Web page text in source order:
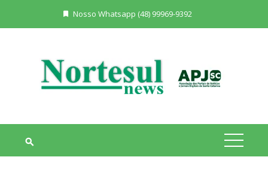
Nosso Whatsapp (48) 99969-9392